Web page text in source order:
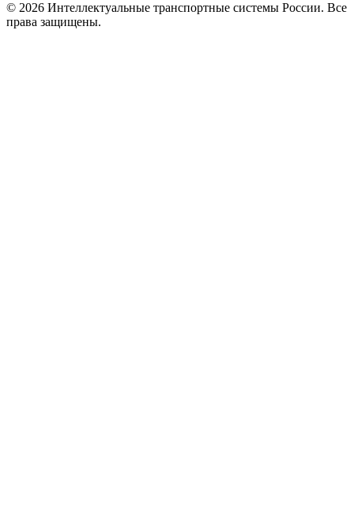
© 2026 Интеллектуальные транспортные системы России. Все
права защищены.